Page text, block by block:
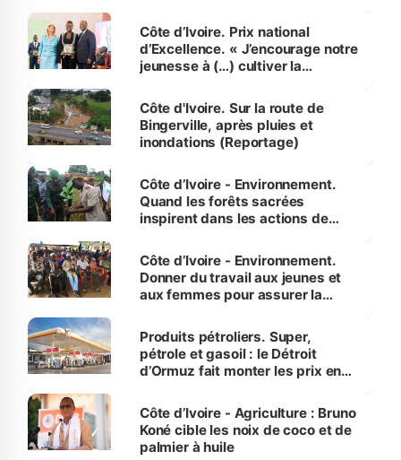
Côte d’Ivoire. Prix national
d’Excellence. « J’encourage notre
jeunesse à (…) cultiver la
(Alassane Ouattara
Côte d'Ivoire. Sur la route de
Bingerville, après pluies et
inondations (Reportage)
Côte d’Ivoire - Environnement.
Quand les forêts sacrées
inspirent dans les actions de
Côte d’Ivoire - Environnement.
Donner du travail aux jeunes et
aux femmes pour assurer la
menacées
Produits pétroliers. Super,
pétrole et gasoil : le Détroit
d’Ormuz fait monter les prix en
Côte d’Ivoire - Agriculture : Bruno
Koné cible les noix de coco et de
palmier à huile